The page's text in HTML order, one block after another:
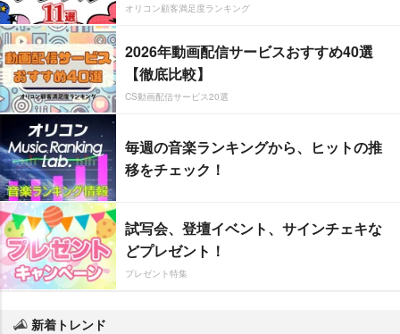
オリコン顧客満足度ランキング
2026年動画配信サービスおすすめ40選
【徹底比較】
CS動画配信サービス20選
毎週の音楽ランキングから、ヒットの推
移をチェック！
試写会、登壇イベント、サインチェキな
どプレゼント！
プレゼント特集
新着トレンド